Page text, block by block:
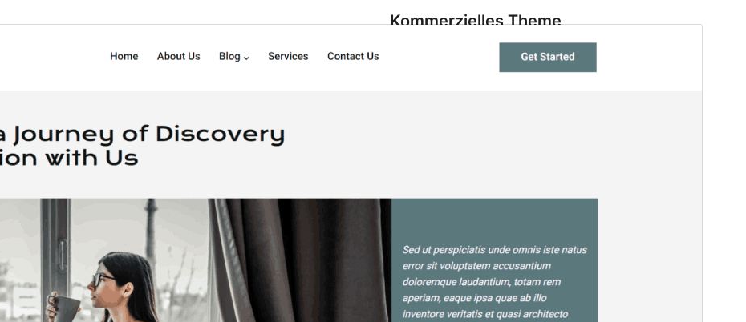
Kommerzielles Theme
kostenpflichtige kommerzielle Upgrades oder
Zuletzt aktualisiert
3. Dezember 2025
Aktive Installationen
WordPress-Version
PHP-Version